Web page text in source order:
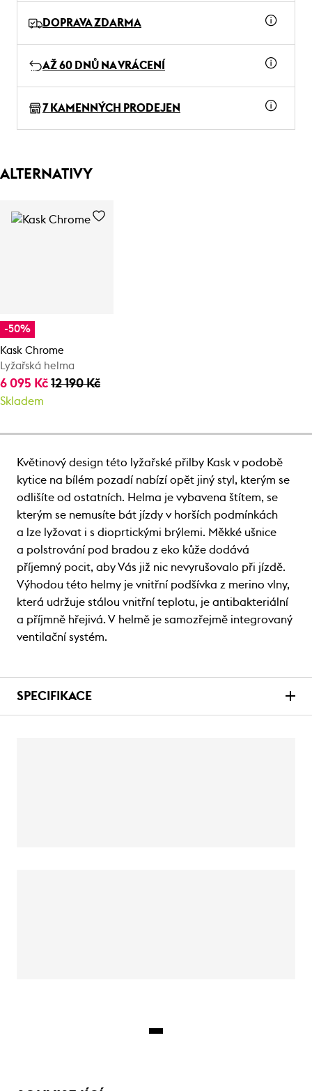
DOPRAVA ZDARMA
AŽ 60 DNŮ NA VRÁCENÍ
7 KAMENNÝCH PRODEJEN
ALTERNATIVY
-50%
Kask Chrome
Lyžařská helma
6 095 Kč 12 190 Kč
Skladem
Květinový design této lyžařské přilby Kask v podobě
kytice na bílém pozadí nabízí opět jiný styl, kterým se
odlišíte od ostatních. Helma je vybavena štítem, se
kterým se nemusíte bát jízdy v horších podmínkách
a lze lyžovat i s dioprtickými brýlemi. Měkké ušnice
a polstrování pod bradou z eko kůže dodává
příjemný pocit, aby Vás již nic nevyrušovalo při jízdě.
Výhodou této helmy je vnitřní podšívka z merino vlny,
která udržuje stálou vnitřní teplotu, je antibakteriální
a příjmně hřejivá. V helmě je samozřejmě integrovaný
ventilační systém.
SPECIFIKACE